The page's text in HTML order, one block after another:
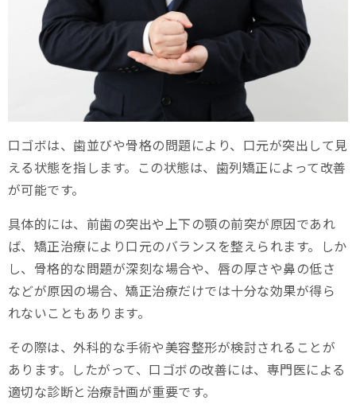
上下顎前突が原因の口ゴボ
下顎が小さいことが原因の口ゴボ
歯列矯正で口ゴボを治す際の費用や期間について
口ゴボを放置するリスクは？
口腔トラブルのリスク
顎関節症や頭痛のリスク
見た目や発音への影響
スマイルモア矯正の口ゴボ症例
治療例
よくある質問
口ゴボは、歯並びや骨格の問題により、口元が突出して見
える状態を指します。この状態は、歯列矯正によって改善
が可能です。
具体的には、前歯の突出や上下の顎の前突が原因であれ
ば、矯正治療により口元のバランスを整えられます。しか
し、骨格的な問題が深刻な場合や、唇の厚さや鼻の低さ
などが原因の場合、矯正治療だけでは十分な効果が得ら
れないこともあります。
その際は、外科的な手術や美容整形が検討されることが
あります。したがって、口ゴボの改善には、専門医による
適切な診断と治療計画が重要です。